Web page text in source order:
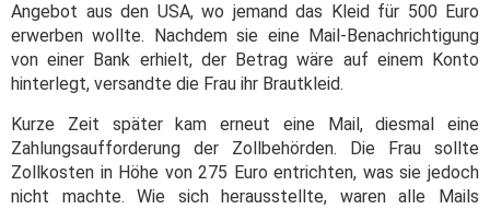
Angebot aus den USA, wo jemand das Kleid für 500 Euro
erwerben wollte. Nachdem sie eine Mail-Benachrichtigung
von einer Bank erhielt, der Betrag wäre auf einem Konto
hinterlegt, versandte die Frau ihr Brautkleid.
Kurze Zeit später kam erneut eine Mail, diesmal eine
Zahlungsaufforderung der Zollbehörden. Die Frau sollte
Zollkosten in Höhe von 275 Euro entrichten, was sie jedoch
nicht machte. Wie sich herausstellte, waren alle Mails